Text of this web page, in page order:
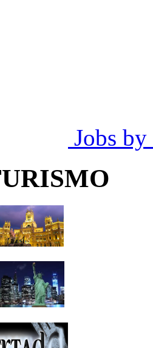
Jobs by